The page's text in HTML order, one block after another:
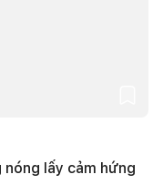
nóng lấy cảm hứng